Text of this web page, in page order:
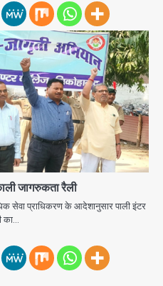
जागरुकता रैली
प्राधिकरण के आदेशानुसार पाली इंटर
का…
कानून के शिकंजे में आया हत्या का
मुख्य साजिशकर्ता क्राइम ब्रांच
गैंग का कुख्यात बदमाश राजस्थान